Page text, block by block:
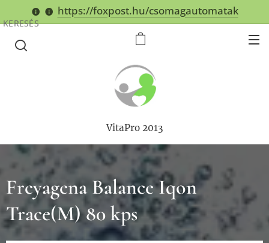
https://foxpost.hu/csomagautomatak
VitaPro 2013
KERESÉS
Freyagena Balance Iqon
Trace(M) 80 kps